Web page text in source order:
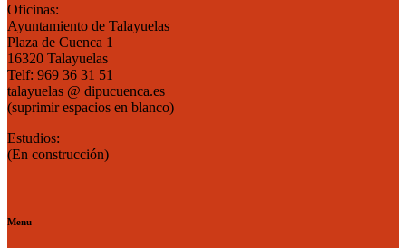
Oficinas:
Ayuntamiento de Talayuelas
Plaza de Cuenca 1
16320 Talayuelas
Telf: 969 36 31 51
talayuelas @ dipucuenca.es
(suprimir espacios en blanco)
Estudios:
(En construcción)
Menu